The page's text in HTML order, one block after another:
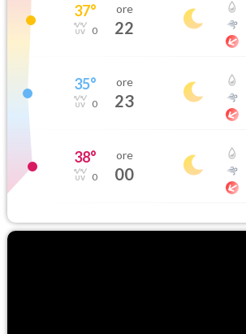
37°
0
ore
22
35°
0
ore
23
38°
0
ore
00